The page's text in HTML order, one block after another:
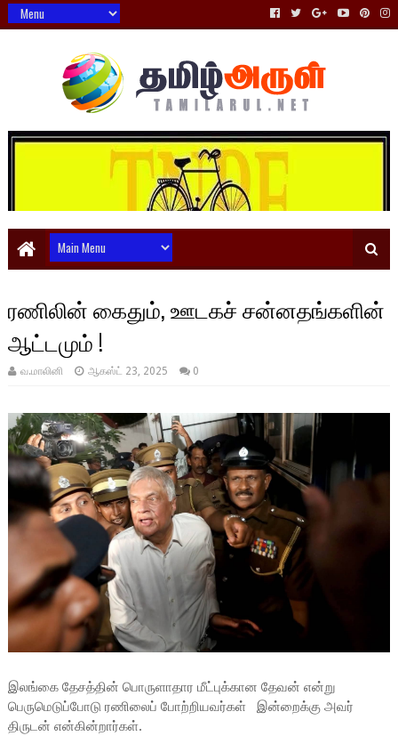
ரணிலின் கைதும், ஊடகச் சன்னதங்களின்
ஆட்டமும் !
வ.மாலினி ஆகஸ்ட் 23, 2025 0
இலங்கை தேசத்தின் பொருளாதார மீட்புக்கான தேவன் என்று
பெருமெடுப்போடு ரணிலைப் போற்றியவர்கள் இன்றைக்கு அவர்
திருடன் என்கின்றார்கள்.